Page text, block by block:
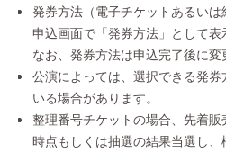
発券方法（電子チケットあるい
申込画面で「発券方法」として表
なお、発券方法は申込完了後に変
公演によっては、選択できる発
いる場合があります。
整理番号チケットの場合、先着
時点もしくは抽選の結果当選し